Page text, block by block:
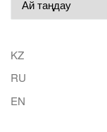
KZ
RU
EN